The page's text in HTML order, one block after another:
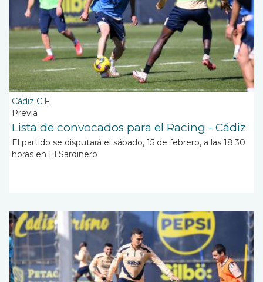
Cádiz C.F.
Previa
Lista de convocados para el Racing - Cádiz
El partido se disputará el sábado, 15 de febrero, a las 18:30
horas en El Sardinero